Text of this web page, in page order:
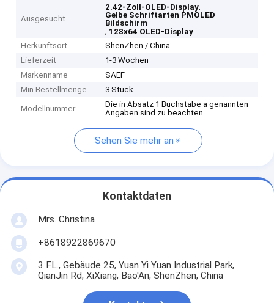
Ausgesucht
2.42-Zoll-OLED-Display,
Gelbe Schriftarten PMOLED
Bildschirm
, 128x64 OLED-Display
Herkunftsort
ShenZhen / China
Lieferzeit
1-3 Wochen
Markenname
SAEF
Min Bestellmenge
3 Stück
Modellnummer
Die in Absatz 1 Buchstabe a genannten
Angaben sind zu beachten.
Sehen Sie mehr an
Kontaktdaten
Mrs. Christina
+8618922869670
3 FL., Gebäude 25, Yuan Yi Yuan Industrial Park,
QianJin Rd, XiXiang, Bao'An, ShenZhen, China